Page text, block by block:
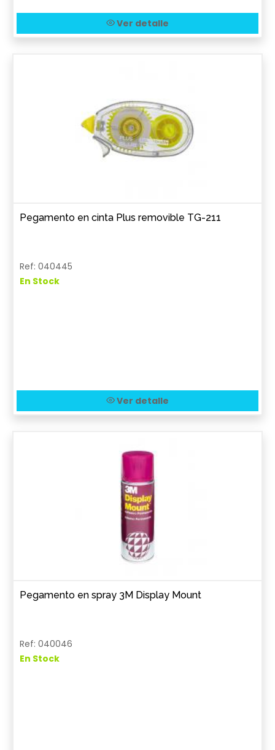
Ver detalle
Pegamento en cinta Plus removible TG-211
Ref: 040445
En Stock
Ver detalle
Pegamento en spray 3M Display Mount
Ref: 040046
En Stock